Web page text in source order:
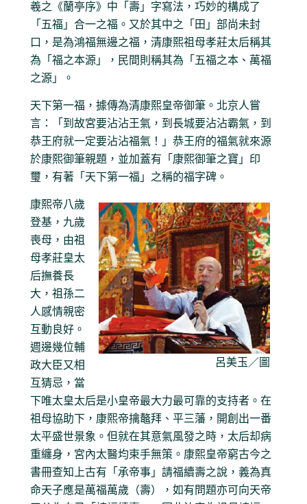
羲之《蘭亭序》中「壽」字寫法，巧妙的構成了
「五福」合一之福。又於其中之「田」部尚未封
口，是為鴻福無邊之福，清康熙祖母孝莊太后稱其
為「福之本源」，民間則稱其為「五福之本、萬福
之源」。
天下第一福，據傳為清康熙皇帝御筆。北京人嘗
言：「到故宮要沾沾王氣，到長城要沾沾霸氣，到
恭王府就一定要沾沾福氣！」恭王府的福氣就來源
於康熙御筆親題，並加蓋有「康熙御筆之寶」印
璽，有著「天下第一福」之稱的福字碑。
呂美玉／圖
康熙帝八歲
登基，九歲
喪母，由祖
母孝莊皇太
后撫養長
大，祖孫二
人感情親密
互動良好。
週邊幾位輔
政大臣又相
互猜忌，當
下唯太皇太后是小皇帝最大力最可靠的支持者。在
祖母協助下，康熙帝擒鼇拜、平三藩，開創出一番
太平盛世景象。但就在其意氣風發之時，太后却病
重纏身，宮內太醫均束手無策。康熙皇帝窮古今之
書冊查知上古有「承帝事」請福續壽之說，義為真
命天子應是萬福萬歲（壽），如有問題亦可向天帝